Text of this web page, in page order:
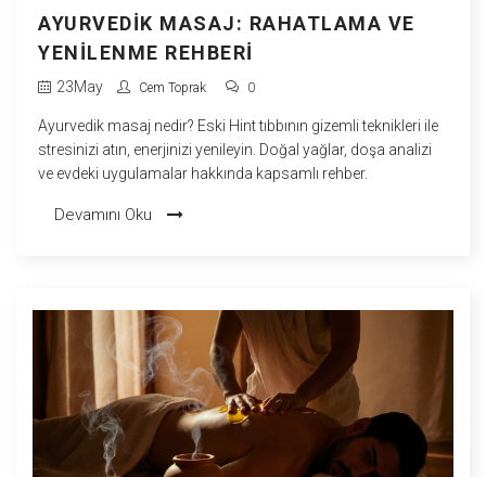
AYURVEDIK MASAJ: RAHATLAMA VE
YENILENME REHBERI
23May Cem Toprak 0
Ayurvedik masaj nedir? Eski Hint tıbbının gizemli teknikleri ile
stresinizi atın, enerjinizi yenileyin. Doğal yağlar, doşa analizi
ve evdeki uygulamalar hakkında kapsamlı rehber.
Devamını Oku